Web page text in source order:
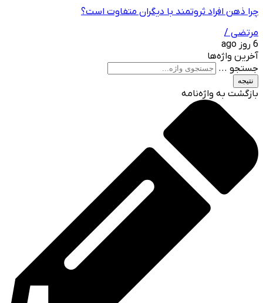
چرا ذهن افراد ثروتمند با دیگران متفاوت است؟
مرتضی /
6 روز ago
آخرین واژه‌ها
جستجو ...
نتیجه
بازگشت به واژه‌نامه